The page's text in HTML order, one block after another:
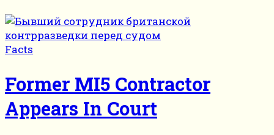
Facts
Former MI5 Contractor
Appears In Court